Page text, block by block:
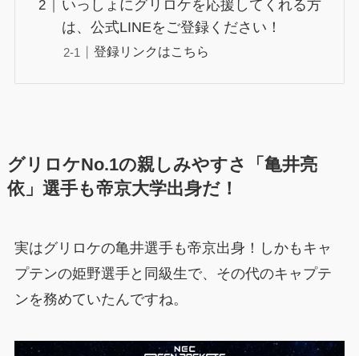
いっしょにグリロケを応援してくれる方
は、公式LINEをご登録ください！
登録リンクはこちら
グリロケNo.1の親しみやすさ「亀井亮
依」選手も帝京大学出身だ！
実はグリロケの亀井選手も帝京出身！しかもキャ
プテンの姫野選手と同級生で、その代のキャプテ
ンを務めていたんですね。